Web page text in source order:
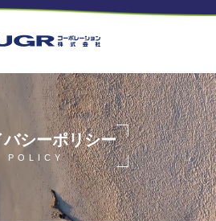
バシーポリシー
POLICY